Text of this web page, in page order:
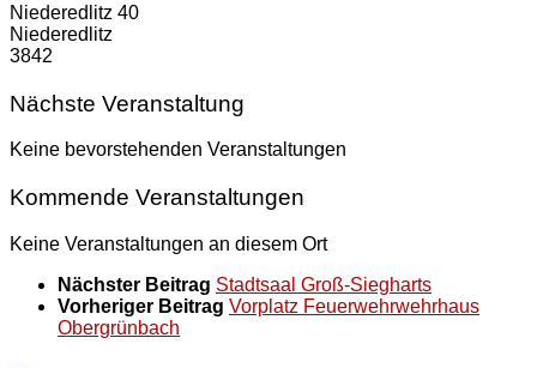
Niederedlitz 40
Niederedlitz
3842
Nächste Veranstaltung
Keine bevorstehenden Veranstaltungen
Kommende Veranstaltungen
Keine Veranstaltungen an diesem Ort
Nächster Beitrag Stadtsaal Groß-Siegharts
Vorheriger Beitrag Vorplatz Feuerwehrwehrhaus
Obergrünbach